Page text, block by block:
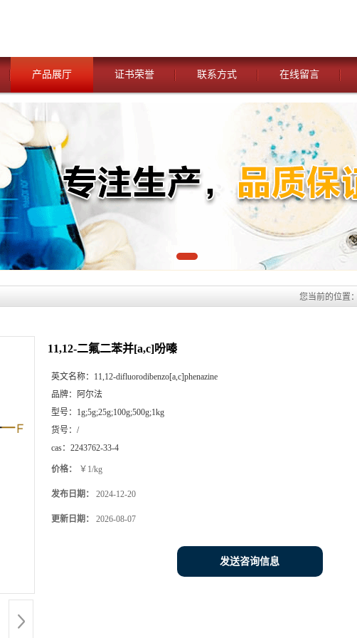
产品展厅 证书荣誉 联系方式 在线留言
您当前的位置：
11,12-二氟二苯并[a,c]吩嗪
英文名称： 11,12-difluorodibenzo[a,c]phenazine
品牌：
阿尔法
型号： 1g;5g;25g;100g;500g;1kg
货号： /
cas： 2243762-33-4
价格： ￥1/kg
发布日期： 2024-12-20
更新日期： 2026-08-07
发送咨询信息